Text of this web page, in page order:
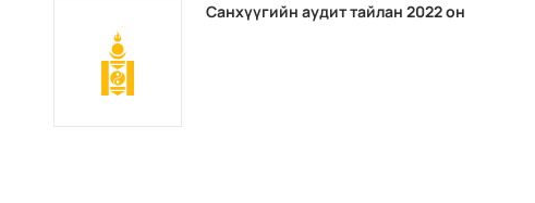
Санхүүгийн аудит тайлан 2022 он